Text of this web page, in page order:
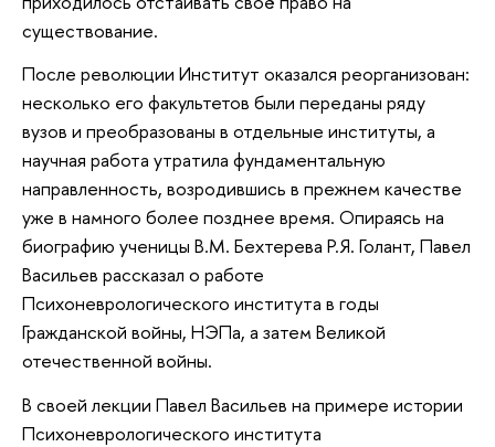
существование.
После революции Институт оказался реорганизован:
несколько его факультетов были переданы ряду
вузов и преобразованы в отдельные институты, а
научная работа утратила фундаментальную
направленность, возродившись в прежнем качестве
уже в намного более позднее время. Опираясь на
биографию ученицы В.М. Бехтерева Р.Я. Голант, Павел
Васильев рассказал о работе
Психоневрологического института в годы
Гражданской войны, НЭПа, а затем Великой
отечественной войны.
В своей лекции Павел Васильев на примере истории
Психоневрологического института